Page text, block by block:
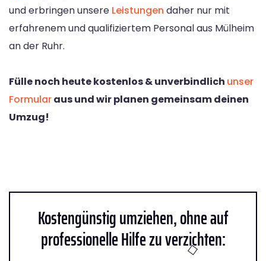
und erbringen unsere Leistungen daher nur mit
erfahrenem und qualifiziertem Personal aus Mülheim
an der Ruhr.
Fülle noch heute kostenlos & unverbindlich unser
Formularaus und wir planen gemeinsam deinen
Umzug!
Kostengünstig umziehen, ohne auf
professionelle Hilfe zu verzichten: